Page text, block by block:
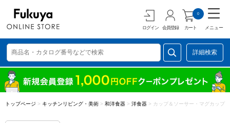
ログイン 会員登録 カート
0
メニュー
詳細検索
トップページ > キッチンリビング・美術 > 和洋食器 > 洋食器 > カップ＆ソーサー・マグカップ